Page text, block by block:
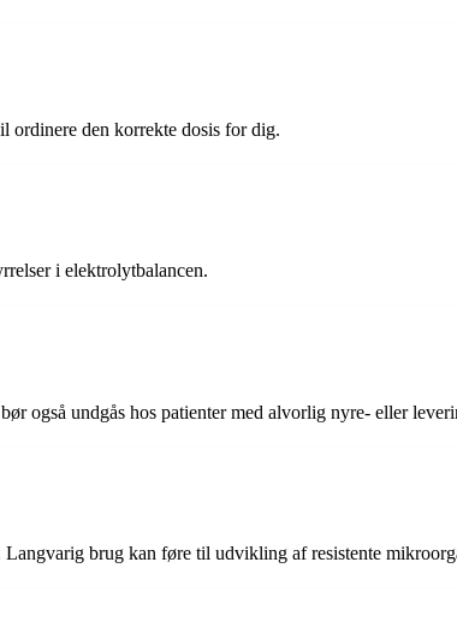
den korrekte dosis for dig.
i elektrolytbalancen.
også undgås hos patienter med alvorlig nyre- eller
brug kan føre til udvikling af resistente